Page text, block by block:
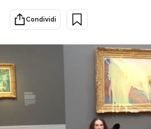
Cultura
Economia
Sport
PODCAST
Condividi